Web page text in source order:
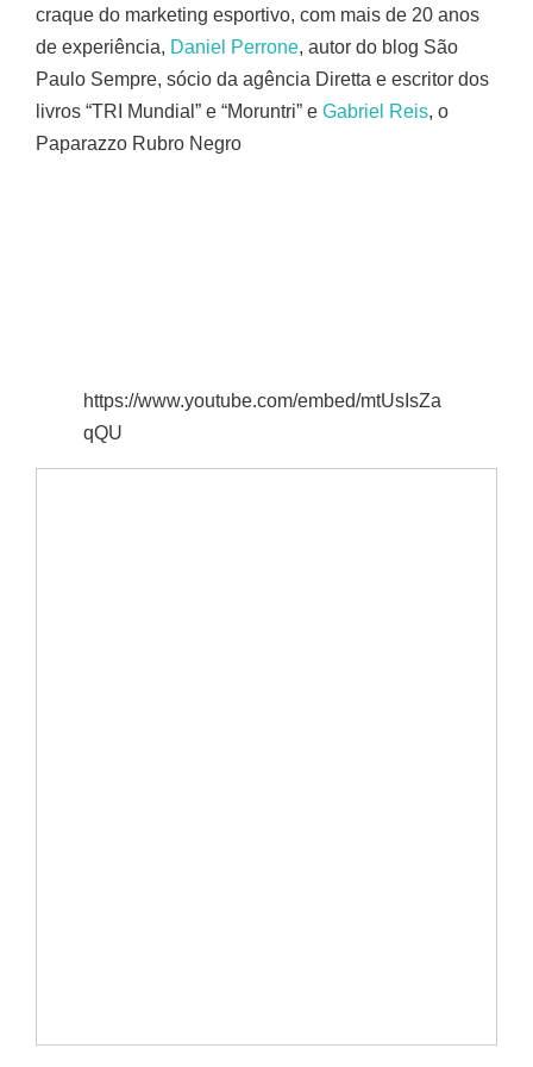
craque do marketing esportivo, com mais de 20 anos
de experiência, Daniel Perrone, autor do blog São
Paulo Sempre, sócio da agência Diretta e escritor dos
livros “TRI Mundial” e “Moruntri” e Gabriel Reis, o
Paparazzo Rubro Negro
https://www.youtube.com/embed/mtUsIsZa
qQU